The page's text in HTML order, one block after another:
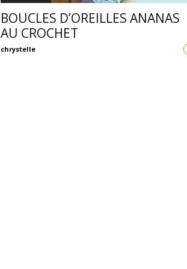
BOUCLES D’OREILLES ANANAS
AU CROCHET
chrystelle